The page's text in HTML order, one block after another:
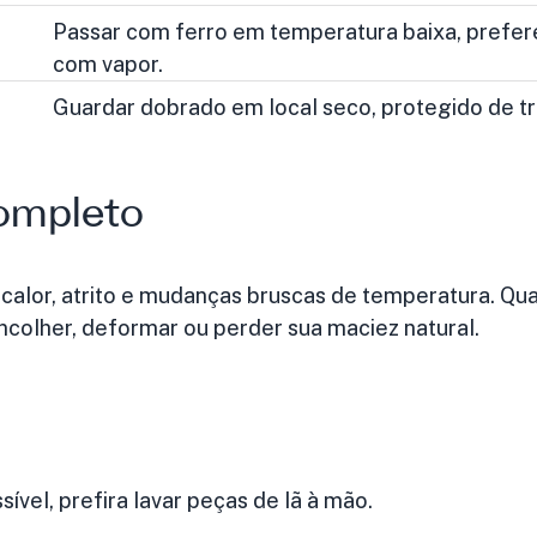
Passar com ferro em temperatura baixa,
com vapor.
Guardar dobrado em local seco, protegido de
atrito e mudanças bruscas de temperatura.
deformar ou perder sua maciez natural.
prefira lavar peças de lã à mão.